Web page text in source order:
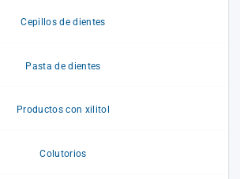
Cepillos de dientes
Pasta de dientes
Productos con xilitol
Colutorios